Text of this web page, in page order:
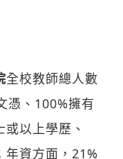
全校教師總人數
憑、100%擁有
以上學歷、
年資方面，21%